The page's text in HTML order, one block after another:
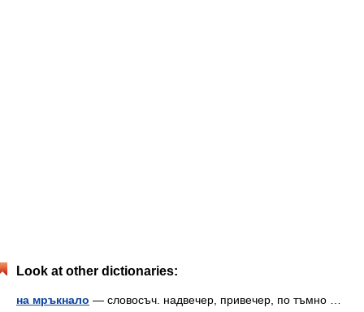
Look at other dictionaries:
на мръкнало — словосъч. надвечер, привечер, по тъмно …